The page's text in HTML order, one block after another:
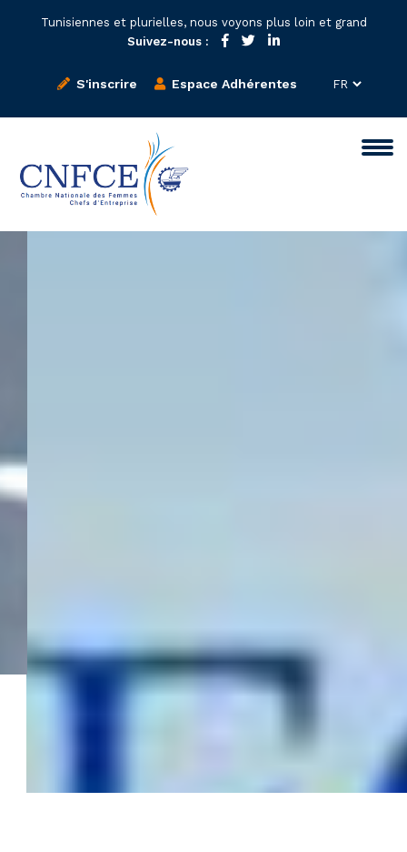
Tunisiennes et plurielles, nous voyons plus loin et grand
Suivez-nous :
S'inscrire Espace Adhérentes
Franchise